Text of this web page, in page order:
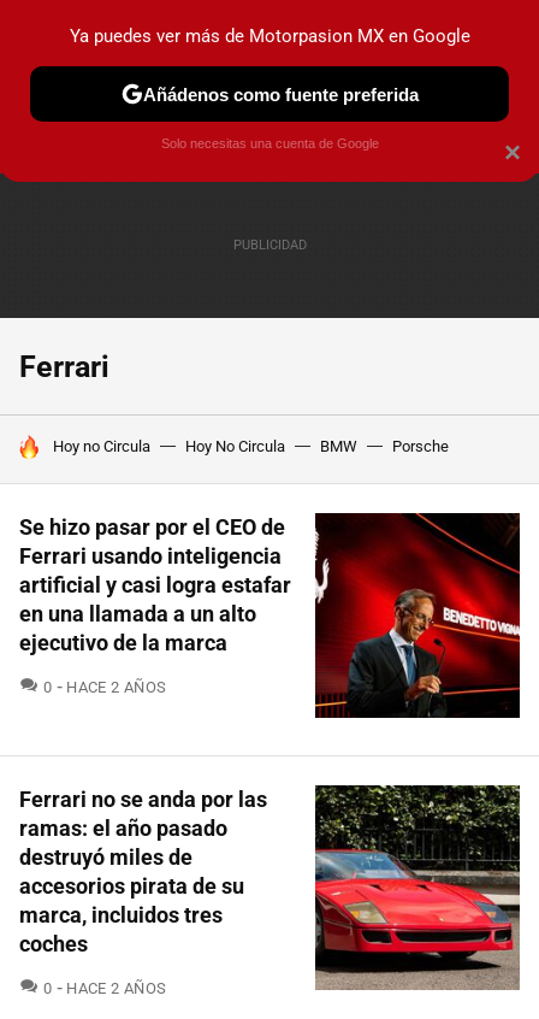
PRUEBAS INDUSTRIA HOY NO CIRCULA
Ferrari
HOY SE HABLA DE
Hoy no Circula Hoy No Circula BMW Porsche
Se hizo pasar por el CEO de
Ferrari usando inteligencia
artificial y casi logra estafar
en una llamada a un alto
ejecutivo de la marca
0 COMENTARIOS
HACE 2 AÑOS
Ferrari no se anda por las
ramas: el año pasado
destruyó miles de
accesorios pirata de su
marca, incluidos tres
coches
0 COMENTARIOS
HACE 2 AÑOS
×
Ya puedes ver más de Motorpasion MX en Google
Añádenos como fuente preferida
Solo necesitas una cuenta de Google